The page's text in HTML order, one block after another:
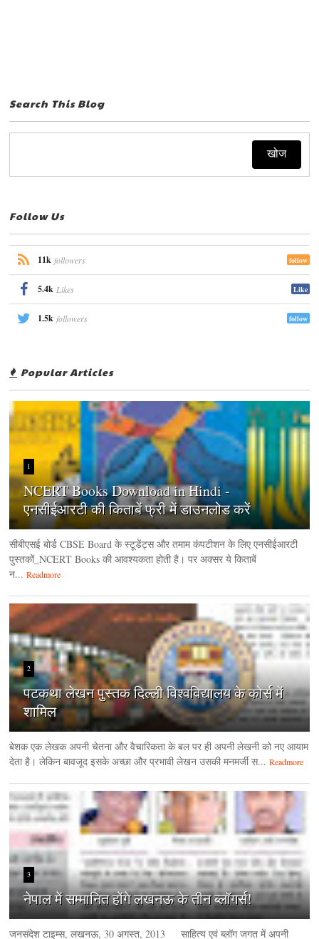
Search This Blog
Follow Us
11k followers follow
5.4k Likes Like
1.5k followers follow
Popular Articles
1
NCERT Books Download in Hindi -
एनसीईआरटी की किताबें फ्री में डाउनलोड करें
सीबीएसई बोर्ड CBSE Board के स्टूडेंट्स और तमाम कंपटीशन के लिए एनसीईआरटी
पुस्तकों_NCERT Books की आवश्यकता होती है। पर अक्सर ये किताबें
न... Readmore
2
पटकथा लेखन पुस्तक दिल्ली विश्वविद्यालय के कोर्स में
शामिल
बेशक एक लेखक अपनी चेतना और वैचारिकता के बल पर ही अपनी लेखनी को नए आयाम
देता है। लेकिन बावजूद इसके अच्छा और प्रभावी लेखन उसकी मनमर्जी स... Readmore
3
नेपाल में सम्मानित होंगे लखनऊ के तीन ब्लॉगर्स!
जनसंदेश टाइम्‍स, लखनऊ, 30 अगस्‍त, 2013 साहित्य एवं ब्लॉग जगत में अपनी